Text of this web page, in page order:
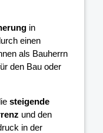
in
einen
als Bauherrn
den Bau oder
steigende
und den
in der